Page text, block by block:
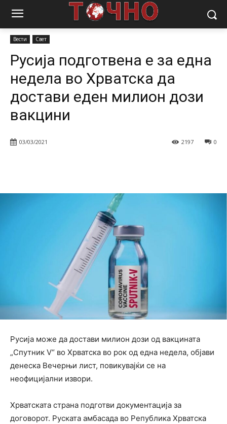
Почетна
Русија подготвена е за една недела во Хрватска
Вести Свет
Русија подготвена е за една
недела во Хрватска да
достави еден милион дози
вакцини
03/03/2021 0
2197
Русија може да достави милион дози од вакцината
„Спутник V“ во Хрватска во рок од една недела, објави
денеска Вечерњи лист, повикувајќи се на
неофицијални извори.
Хрватската страна подготви документација за
договорот. Руската амбасада во Република Хрватска